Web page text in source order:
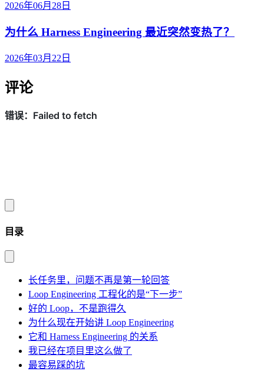
2026年06月28日
为什么 Harness Engineering 最近突然变热了？
2026年03月22日
评论
目录
长任务里，问题不再是第一轮回答
Loop Engineering 工程化的是“下一步”
好的 Loop，不是跑得久
为什么现在开始讲 Loop Engineering
它和 Harness Engineering 的关系
我已经在项目里这么做了
最容易踩的坑